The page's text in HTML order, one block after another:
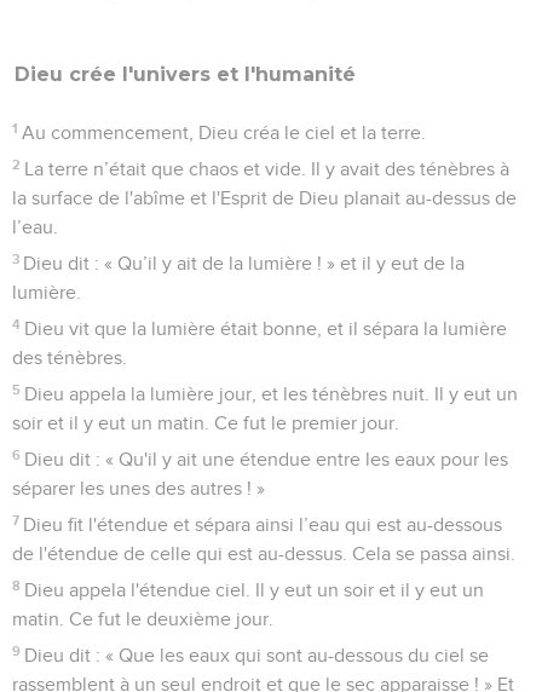
Dieu crée l'univers et l'humanité
1 Au commencement, Dieu créa le ciel et la terre.
2 La terre n’était que chaos et vide. Il y avait des ténèbres à
la surface de l'abîme et l'Esprit de Dieu planait au-dessus de
l’eau.
3 Dieu dit : « Qu’il y ait de la lumière ! » et il y eut de la
lumière.
4 Dieu vit que la lumière était bonne, et il sépara la lumière
des ténèbres.
5 Dieu appela la lumière jour, et les ténèbres nuit. Il y eut un
soir et il y eut un matin. Ce fut le premier jour.
6 Dieu dit : « Qu'il y ait une étendue entre les eaux pour les
séparer les unes des autres ! »
7 Dieu fit l'étendue et sépara ainsi l’eau qui est au-dessous
de l'étendue de celle qui est au-dessus. Cela se passa ainsi.
8 Dieu appela l'étendue ciel. Il y eut un soir et il y eut un
matin. Ce fut le deuxième jour.
9 Dieu dit : « Que les eaux qui sont au-dessous du ciel se
rassemblent à un seul endroit et que le sec apparaisse ! » Et